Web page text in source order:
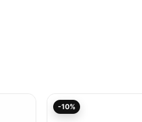
-10%